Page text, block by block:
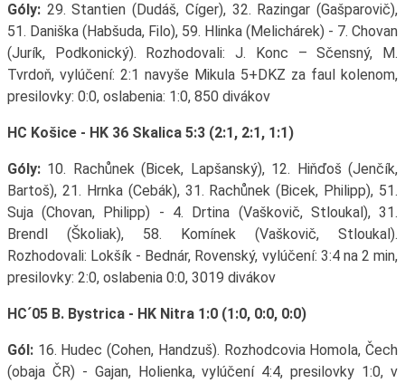
Góly:29. Stantien (Dudáš, Cíger), 32. Razingar (Gašparovič),
51. Daniška (Habšuda, Filo), 59. Hlinka (Melichárek) - 7. Chovan
(Jurík, Podkonický). Rozhodovali: J. Konc – Sčensný, M.
Tvrdoň, vylúčení: 2:1 navyše Mikula 5+DKZ za faul kolenom,
presilovky: 0:0, oslabenia: 1:0, 850 divákov
HC Košice - HK 36 Skalica 5:3 (2:1, 2:1, 1:1)
Góly:10. Rachůnek (Bicek, Lapšanský), 12. Hiňďoš (Jenčík,
Bartoš), 21. Hrnka (Cebák), 31. Rachůnek (Bicek, Philipp), 51.
Suja (Chovan, Philipp) - 4. Drtina (Vaškovič, Stloukal), 31.
Brendl (Školiak), 58. Komínek (Vaškovič, Stloukal).
Rozhodovali: Lokšík - Bednár, Rovenský, vylúčení: 3:4 na 2 min,
presilovky: 2:0, oslabenia 0:0, 3019 divákov
HC´05 B. Bystrica - HK Nitra 1:0 (1:0, 0:0, 0:0)
Gól:16. Hudec (Cohen, Handzuš). Rozhodcovia Homola, Čech
(obaja ČR) - Gajan, Holienka, vylúčení 4:4, presilovky 1:0, v